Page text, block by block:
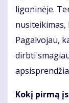
ligoninėje.
nusiteikimas,
Pagalvojau,
dirbti
Kokį pirmą